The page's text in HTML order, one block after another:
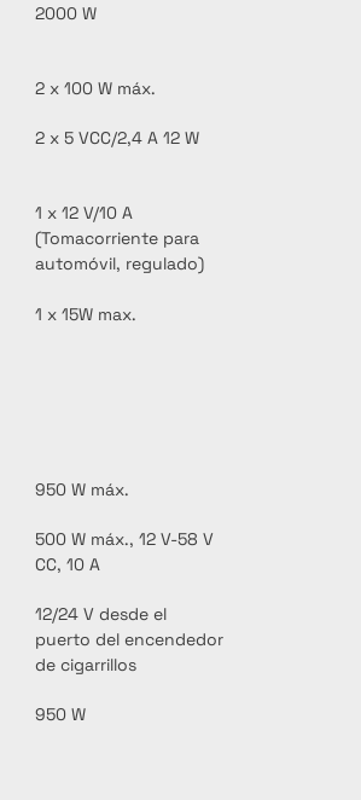
2000 W
2 x 100 W máx.
2 x 5 VCC/2,4 A 12 W
1 x 12 V/10 A
(Tomacorriente para
automóvil, regulado)
1 x 15W max.
950 W máx.
500 W máx., 12 V-58 V
CC, 10 A
12/24 V desde el
puerto del encendedor
de cigarrillos
950 W